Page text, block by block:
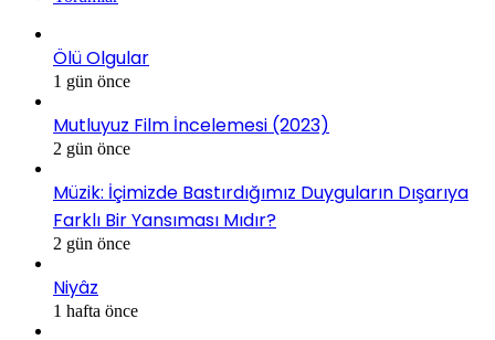
Ölü Olgular
1 gün önce
Mutluyuz Film İncelemesi (2023)
2 gün önce
Müzik: İçimizde Bastırdığımız Duyguların Dışarıya
Farklı Bir Yansıması Mıdır?
2 gün önce
Niyâz
1 hafta önce